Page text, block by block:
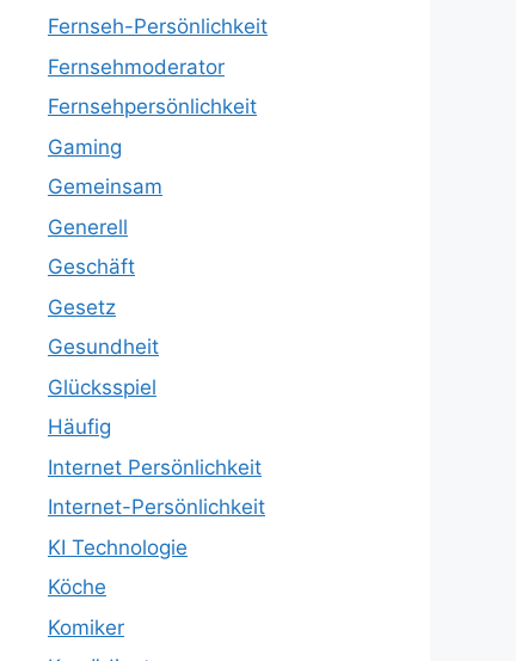
Fernseh-Persönlichkeit
Fernsehmoderator
Fernsehpersönlichkeit
Gaming
Gemeinsam
Generell
Geschäft
Gesetz
Gesundheit
Glücksspiel
Häufig
Internet Persönlichkeit
Internet-Persönlichkeit
KI Technologie
Köche
Komiker